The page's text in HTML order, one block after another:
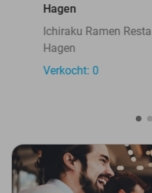
Hagen
Ichiraku Ramen
Hagen
Verkocht: 0